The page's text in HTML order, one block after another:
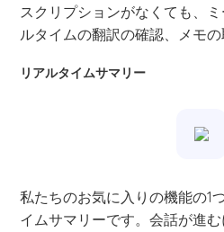
スクリプションがなくても、
ルタイムの翻訳の確認、メモの
リアルタイムサマリー
私たちのお気に入りの機能の1
イムサマリーです。会話が進